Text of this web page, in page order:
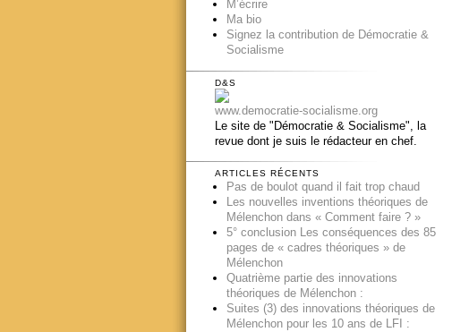
M’écrire
Ma bio
Signez la contribution de Démocratie &
Socialisme
D&S
www.democratie-socialisme.org
Le site de "Démocratie & Socialisme", la
revue dont je suis le rédacteur en chef.
ARTICLES RÉCENTS
Pas de boulot quand il fait trop chaud
Les nouvelles inventions théoriques de
Mélenchon dans « Comment faire ? »
5° conclusion Les conséquences des 85
pages de « cadres théoriques » de
Mélenchon
Quatrième partie des innovations
théoriques de Mélenchon :
Suites (3) des innovations théoriques de
Mélenchon pour les 10 ans de LFI :